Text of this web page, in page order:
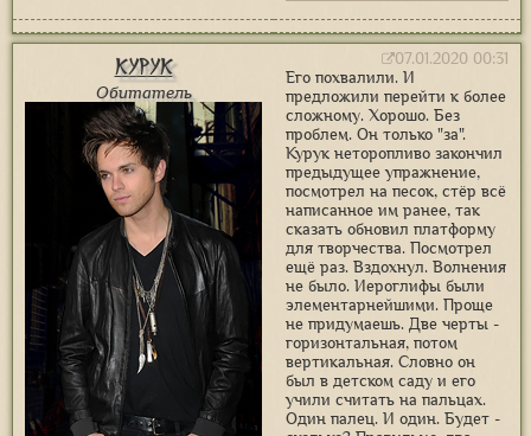
Курук
Обитатель
07.01.2020 00:31
Его похвалили. И
предложили перейти к более
сложному. Хорошо. Без
проблем. Он только "за".
Курук неторопливо закончил
предыдущее упражнение,
посмотрел на песок, стёр всё
написанное им ранее, так
сказать обновил платформу
для творчества. Посмотрел
ещё раз. Вздохнул. Волнения
не было. Иероглифы были
элементарнейшими. Проще
не придумаешь. Две черты -
горизонтальная, потом
вертикальная. Словно он
был в детском саду и его
учили считать на пальцах.
Один палец. И один. Будет -